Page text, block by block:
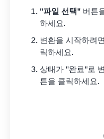
"파일 선택" 버튼
하세요.
변환을 시작하려면
릭하세요.
상태가 "완료"로
튼을 클릭하세요.